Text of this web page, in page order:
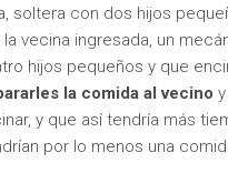
soltera con dos hijos
vecina ingresada, un
hijos pequeños y que
la comida al vecino
y que así tendría más
por lo menos una